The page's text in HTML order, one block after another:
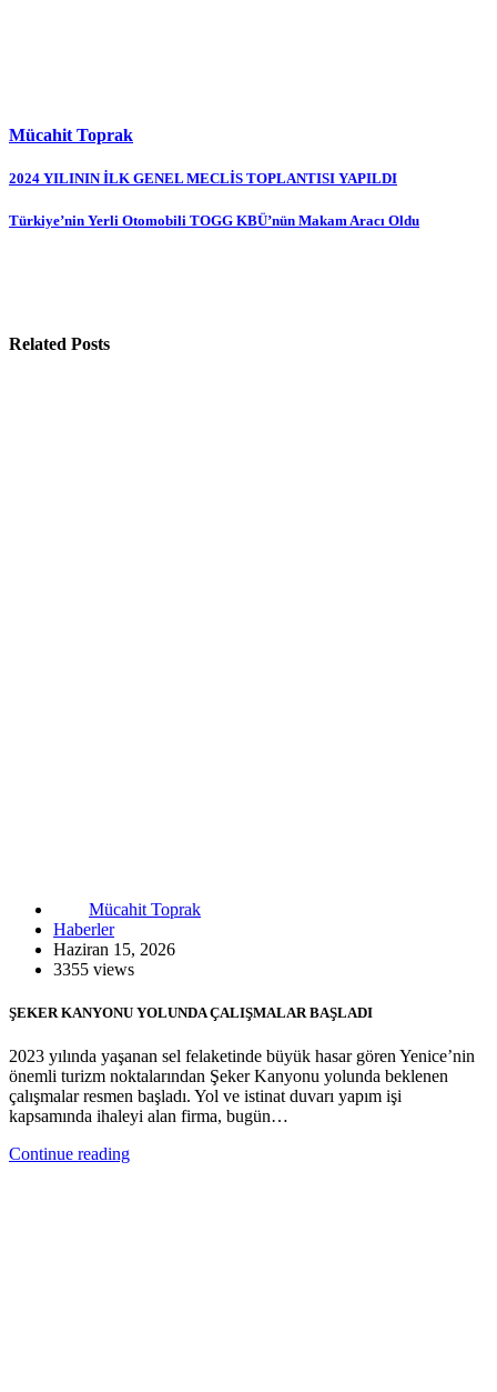
Mücahit Toprak
Yazı
gezinmesi
2024 YILININ İLK GENEL MECLİS TOPLANTISI YAPILDI
Türkiye’nin Yerli Otomobili TOGG KBÜ’nün Makam Aracı Oldu
Related Posts
Mücahit Toprak
Haberler
Haziran 15, 2026
3355 views
ŞEKER KANYONU YOLUNDA ÇALIŞMALAR BAŞLADI
2023 yılında yaşanan sel felaketinde büyük hasar gören Yenice’nin
önemli turizm noktalarından Şeker Kanyonu yolunda beklenen
çalışmalar resmen başladı. Yol ve istinat duvarı yapım işi
kapsamında ihaleyi alan firma, bugün…
Continue reading